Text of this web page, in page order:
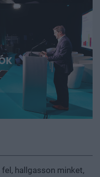
hallgasson minket,